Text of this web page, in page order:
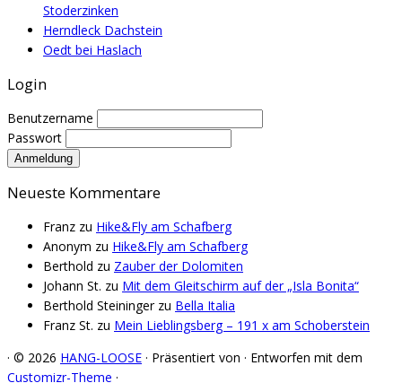
Stoderzinken
Herndleck Dachstein
Oedt bei Haslach
Login
Benutzername
Passwort
Neueste Kommentare
Franz zu Hike&Fly am Schafberg
Anonym zu Hike&Fly am Schafberg
Berthold zu Zauber der Dolomiten
Johann St. zu Mit dem Gleitschirm auf der „Isla Bonita“
Berthold Steiningerzu Bella Italia
Franz St. zu Mein Lieblingsberg – 191 x am Schoberstein
· © 2026 HANG-LOOSE · Präsentiert von · Entworfen mit dem
Customizr-Theme ·